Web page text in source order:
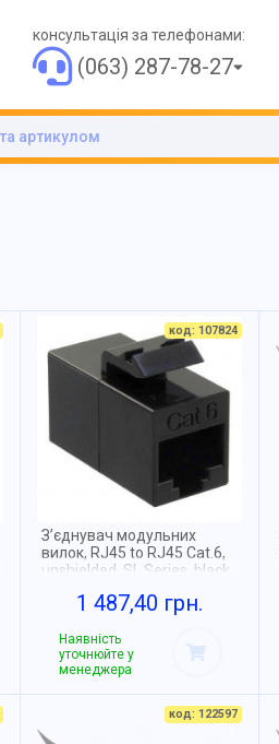
консультація за телефонами:
(063) 287-78-27
код: 107824
З’єднувач модульних
вилок, RJ45 to RJ45 Cat.6,
unshielded, SL Series, black
1 487,40 грн.
Наявність
уточнюйте у
менеджера
код: 122597